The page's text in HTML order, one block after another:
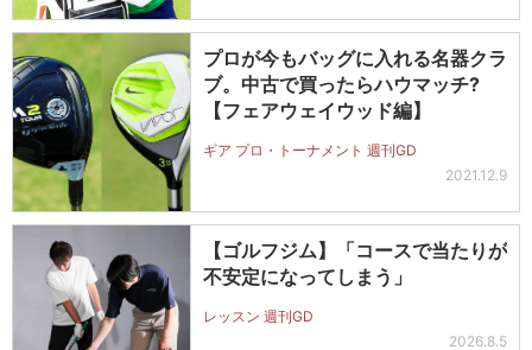
プロが今もバッグに入れる名器クラ
ブ。中古で買ったらハウマッチ?
【フェアウェイウッド編】
ギア プロ・トーナメント 週刊GD
2021.12.9
【ゴルフジム】「コースで当たりが
不安定になってしまう」
レッスン 週刊GD
2026.8.5